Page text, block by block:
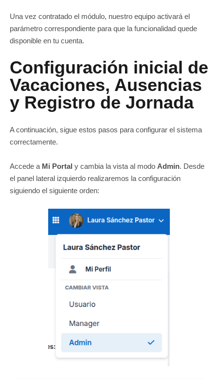
Una vez contratado el módulo, nuestro equipo activará el
parámetro correspondiente para que la funcionalidad quede
disponible en tu cuenta.
Configuración inicial de
Vacaciones, Ausencias
y Registro de Jornada
A continuación, sigue estos pasos para configurar el sistema
correctamente.
Accede a Mi Portal y cambia la vista al modo Admin. Desde
el panel lateral izquierdo realizaremos la configuración
siguiendo el siguiente orden: